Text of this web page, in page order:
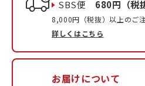
SBS便 680円（税
8,000円（税抜）以上のご
詳しくはこちら
お届けについて